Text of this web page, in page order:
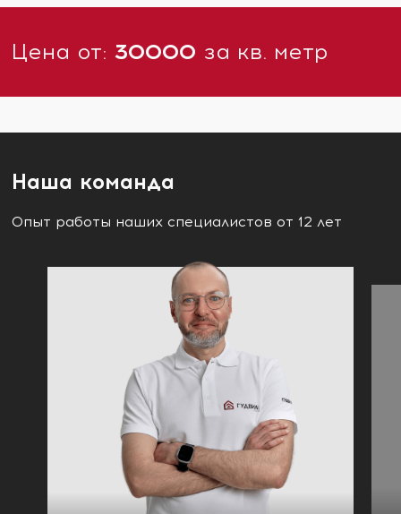
Цена от: 30000 за кв. метр
Наша команда
Опыт работы наших специалистов от 12 лет